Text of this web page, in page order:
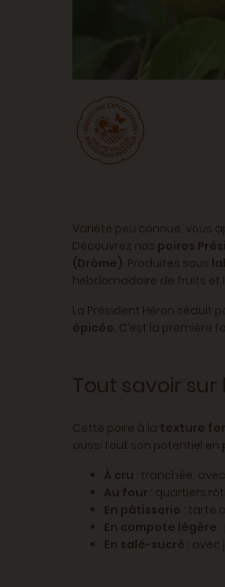
Variété peu connue, vous
Découvrez nos poires
(Drôme). Produites sous
hebdomadaire de fruits et
La Président Héron séduit
épicée. C’est la première
Tout savoir
Cette poire à la texture
aussi tout son potentiel en
À cru : tranchée,
Au four : quartiers
En pâtisserie : tarte
En compote légère
En salé-sucré : avec